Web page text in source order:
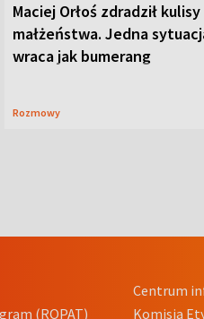
Maciej Orłoś zdradził kulisy
małżeństwa. Jedna
wraca jak bumerang
Rozmowy
(ROPAT)
Centrum
Komisja